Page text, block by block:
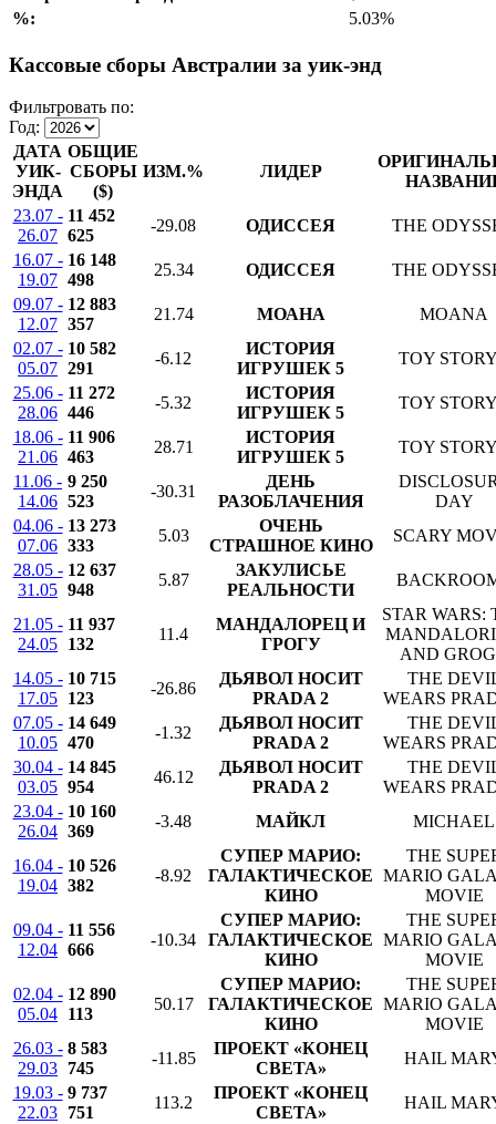
%:
5.03%
Кассовые сборы Австралии за уик-энд
Фильтровать по:
Год:
ДАТА
УИК-
ЭНДА
ОБЩИЕ
СБОРЫ
($)
ИЗМ.% ЛИДЕР
23.07 -
26.07
11 452
625
-29.08 ОДИССЕЯ
THE
16.07 -
19.07
16 148
498
25.34 ОДИССЕЯ
THE
09.07 -
12.07
12 883
357
21.74 МОАНА
MOANA
02.07 -
05.07
10 582
291
-6.12
ИСТОРИЯ
ИГРУШЕК 5
TOY
25.06 -
28.06
11 272
446
-5.32
ИСТОРИЯ
ИГРУШЕК 5
TOY
18.06 -
21.06
11 906
463
28.71
ИСТОРИЯ
ИГРУШЕК 5
TOY
11.06 -
14.06
9 250
523
-30.31
ДЕНЬ
РАЗОБЛАЧЕНИЯ
DAY
04.06 -
07.06
13 273
333
5.03
ОЧЕНЬ
СТРАШНОЕ КИНО
SCARY
28.05 -
31.05
12 637
948
5.87
ЗАКУЛИСЬЕ
РЕАЛЬНОСТИ
21.05 -
24.05
11 937
132
11.4
МАНДАЛОРЕЦ И
ГРОГУ
STAR WARS:
AND
14.05 -
17.05
10 715
123
-26.86
ДЬЯВОЛ НОСИТ
PRADA 2
THE
WEARS
07.05 -
10.05
14 649
470
-1.32
ДЬЯВОЛ НОСИТ
PRADA 2
THE
WEARS
30.04 -
03.05
14 845
954
46.12
ДЬЯВОЛ НОСИТ
PRADA 2
THE
WEARS
23.04 -
26.04
10 160
369
-3.48 МАЙКЛ MICHAEL
16.04 -
19.04
10 526
382
-8.92
СУПЕР МАРИО:
ГАЛАКТИЧЕСКОЕ
КИНО
THE
MARIO
MOVIE
09.04 -
12.04
11 556
666
-10.34
СУПЕР МАРИО:
ГАЛАКТИЧЕСКОЕ
КИНО
THE
MARIO
MOVIE
02.04 -
05.04
12 890
113
50.17
СУПЕР МАРИО:
ГАЛАКТИЧЕСКОЕ
КИНО
THE
MARIO
MOVIE
26.03 -
29.03
8 583
745
-11.85
ПРОЕКТ «КОНЕЦ
СВЕТА»
HAIL
19.03 -
22.03
9 737
751
113.2
ПРОЕКТ «КОНЕЦ
СВЕТА»
HAIL